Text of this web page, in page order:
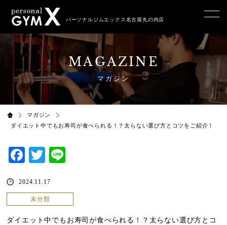
パーソナルジムエックス名古屋丸の内店
MAGAZINE
マガジン
マガジン
ダイエット中でもお寿司が食べられる！？太らない選び方とコツをご紹介！
Facebook
Twitter
2024.11.17
未分類
ダイエット中でもお寿司が食べられる！？太らない選び方とコ